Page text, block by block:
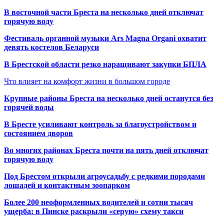
В восточной части Бреста на несколько дней отключат
горячую воду
Фестиваль органной музыки Ars Magna Organi охватит
девять костелов Беларуси
В Брестской области резко наращивают закупки БПЛА
Что влияет на комфорт жизни в большом городе
Крупные районы Бреста на несколько дней останутся без
горячей воды
В Бресте усиливают контроль за благоустройством и
состоянием дворов
Во многих районах Бреста почти на пять дней отключат
горячую воду
Под Брестом открыли агроусадьбу с редкими породами
лошадей и контактным зоопарком
Более 200 неоформленных водителей и сотни тысяч
ущерба: в Пинске раскрыли «серую» схему такси